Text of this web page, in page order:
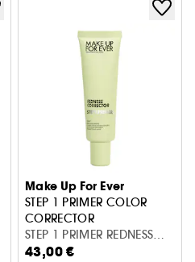
Make Up For Ever
STEP 1 PRIMER COLOR
CORRECTOR
Pré- Base Corretora de Cor
STEP 1 PRIMER REDNESS
CORRECTOR 30ML
43,00 €